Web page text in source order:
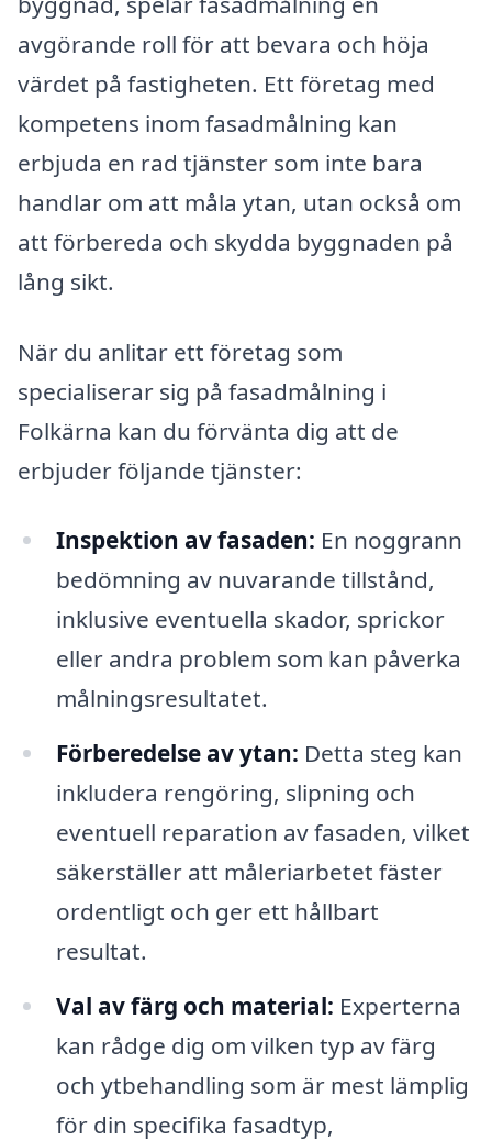
avgörande roll för att bevara och höja
värdet på fastigheten. Ett företag med
kompetens inom fasadmålning kan
erbjuda en rad tjänster som inte bara
handlar om att måla ytan, utan också om
att förbereda och skydda byggnaden på
lång sikt.
När du anlitar ett företag som
specialiserar sig på fasadmålning i
Folkärna kan du förvänta dig att de
erbjuder följande tjänster:
Inspektion av fasaden: En noggrann
bedömning av nuvarande tillstånd,
inklusive eventuella skador, sprickor
eller andra problem som kan påverka
målningsresultatet.
Förberedelse av ytan: Detta steg kan
inkludera rengöring, slipning och
eventuell reparation av fasaden, vilket
säkerställer att måleriarbetet fäster
ordentligt och ger ett hållbart
resultat.
Val av färg och material: Experterna
kan rådge dig om vilken typ av färg
och ytbehandling som är mest lämplig
för din specifika fasadtyp,